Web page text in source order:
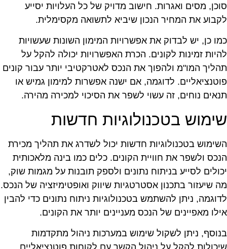
מסים ואגרות. חישוב מדויק של כל העלויות יסייע
את המחיר הנכון שיביא לתשואה מקסימלית.
כן, יש לבדוק את אפשרויות המימון השונות שעשויות
זמינות לקונים. הכרת האפשרויות יכולה להקל על
המו"מ ולהפוך את הנכס לאטרקטיבי יותר עבור קונים
לדוגמה, אם ישנה אפשרות למימון גמיש או
נוחים, זה עשוי לשפר את הסיכוי למכירה מהירה.
בטכנולוגיות חדשות
בטכנולוגיות חדשות יכול לשדרג את תהליך מכירת
ולשפר את חוויית הקונים. כלים כמו בינה מלאכותית
לסייע בניתוח נתונים ולספק תובנות על מגמות שוק,
שיעזור בתכנון אסטרטגיות שיווק ואופטימיזציה של הנכס.
ניתן להשתמש בטכנולוגיות ניתוח נתונים כדי להבין
מאפיינים של הנכס מעניינים יותר את הקונים.
ניתן לשקול שימוש במערכות ניהול מתקדמות
להקל על ניהול הקשר עם לקוחות פוטנציאליים,